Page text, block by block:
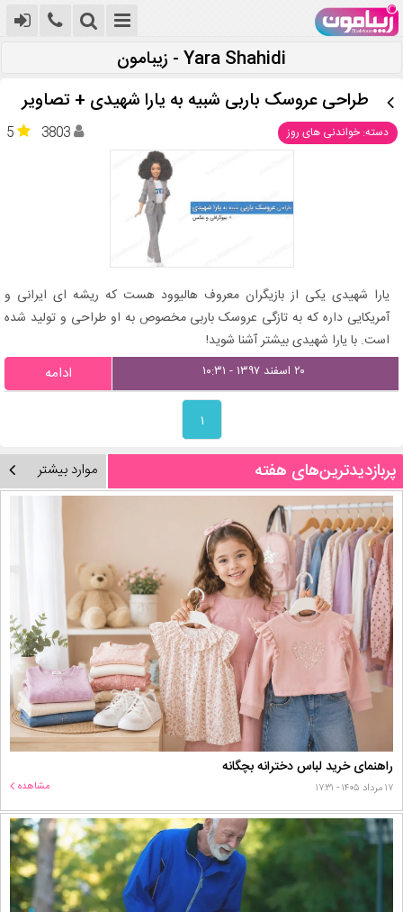
Yara Shahidi - زیبامون
طراحی عروسک باربی شبیه به یارا شهیدی + تصاویر
دسته: خواندنی های روز 5 3803
یارا شهیدی یکی از بازیگران معروف هالیوود هست که ریشه ای ایرانی و
آمریکایی داره که به تازگی عروسک باربی مخصوص به او طراحی و تولید شده
است. با یارا شهیدی بیشتر آشنا شوید!
۲۰ اسفند ۱۳۹۷ - ۱۰:۳۱ ادامه
۱
پربازدیدترین‌های هفته موارد بیشتر
راهنمای خرید لباس دخترانه بچگانه
۱۷ مرداد ۱۴۰۵ - ۱۷:۳۱ مشاهده